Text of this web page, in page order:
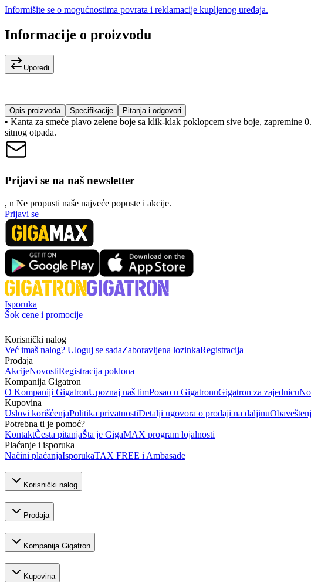
Informišite se o mogućnostima povrata i reklamacije kupljenog uređaja.
Informacije o proizvodu
Uporedi
Opis proizvoda Specifikacije Pitanja i odgovori
• Kanta za smeće plavo zelene boje sa klik-klak poklopcem sive boje,
sitnog otpada.
Prijavi se na naš newsletter
, n Ne propusti naše najveće popuste i akcije.
Prijavi se
Isporuka
Šok cene i promocije
Korisnički nalog
Već imaš nalog? Uloguj se sadaZaboravljena lozinkaRegistracija
Prodaja
AkcijeNovostiRegistracija poklona
Kompanija Gigatron
O Kompaniji GigatronUpoznaj naš timPosao u GigatronuGigatron za zajednicu
Kupovina
Uslovi korišćenjaPolitika privatnostiDetalji ugovora o prodaji na daljinu
Potrebna ti je pomoć?
KontaktČesta pitanjaŠta je GigaMAX program lojalnosti
Plaćanje i isporuka
Načini plaćanjaIsporukaTAX FREE i Ambasade
Korisnički nalog
Prodaja
Kompanija Gigatron
Kupovina